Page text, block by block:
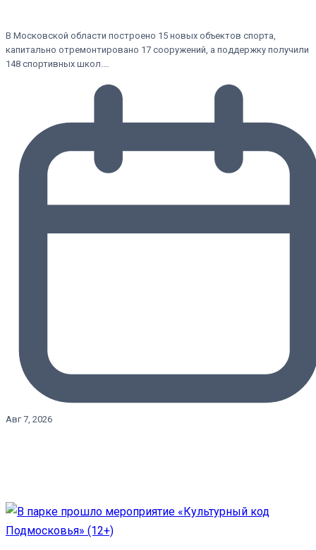
В Московской области построено 15 новых объектов спорта,
капитально отремонтировано 17 сооружений, а поддержку получили
148 спортивных школ.…
Авг 7, 2026